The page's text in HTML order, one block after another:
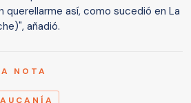
querellarme así, como sucedió en La
añadió.
NOTA